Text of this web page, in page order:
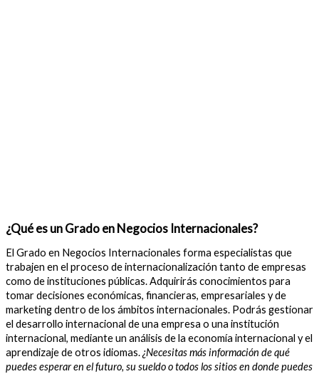
¿Qué es un Grado en Negocios Internacionales?
El Grado en Negocios Internacionales forma especialistas que
trabajen en el proceso de internacionalización tanto de empresas
como de instituciones públicas. Adquirirás conocimientos para
tomar decisiones económicas, financieras, empresariales y de
marketing dentro de los ámbitos internacionales. Podrás gestionar
el desarrollo internacional de una empresa o una institución
internacional, mediante un análisis de la economía internacional y el
aprendizaje de otros idiomas.¿Necesitas más información de qué
puedes esperar en el futuro, su sueldo o todos los sitios en donde puedes